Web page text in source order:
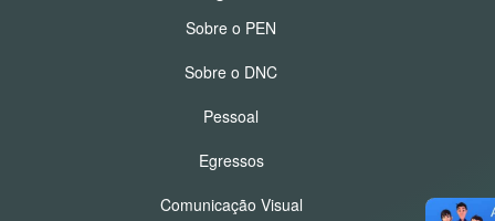
Sobre o PEN
Sobre o DNC
Pessoal
Egressos
Comunicação Visual